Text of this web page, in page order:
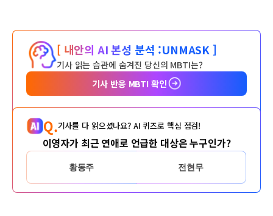
[ 내안의 AI 본성 분석 :UNMASK ]
기사 읽는 습관에 숨겨진 당신의 MBTI는?
기사 반응 MBTI 확인
Q.기사를 다 읽으셨나요? AI 퀴즈로 핵심 점검!
이영자가 최근 연애로 언급한 대상은 누구인가?
황동주 전현무